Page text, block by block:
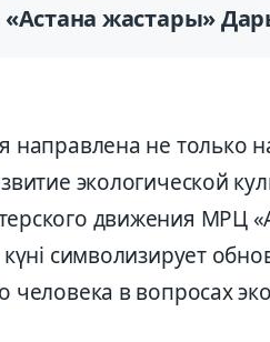
жастары»
направлена не только
экологической
движения МРЦ
символизирует
в вопросах